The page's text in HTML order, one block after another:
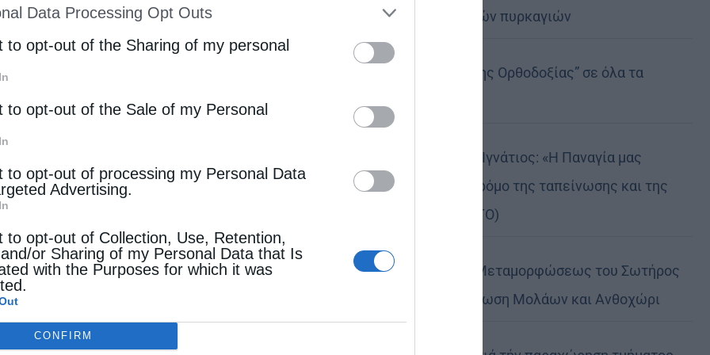
of Downstream Participantsthat may further disclose it to
parties.
Data Processing Opt Outs
to opt-out of the Sharing of my personal
to opt-out of the Sale of my Personal
to opt-out of processing my Personal Data
Advertising.
to opt-out of Collection, Use, Retention,
or Sharing of my Personal Data that Is
with the Purposes for which it was
CONFIRM
Πειραιώς κ.κ. Σεραφείμ. Ο
μεταξύ άλλων τόνισε ότι σκοπός του
…
Νοεμβρίου τα εγκαίνια της χριστουγεννιάτικης
της Μητρόπολης Πειραιώς
της Χριστουγεννιάτικης Δωροέκθεσης
Μητροπόλεως Πειραιώς, θα τελέσει αύριο
25 Νοεμβρίου 2016, στις 11:30 το πρωί ο
Μητροπολίτης Πειραιώς κ. Σεραφείμ.
καταστροφικών πυρκαγιών
Η “Κιβωτός της Ορθοδοξίας” σε όλα τα
Δημητριάδος Ιγνάτιος: «Η Παναγία μας
δείχνει τον δρόμο της ταπείνωσης και της
σιωπής» (ΦΩΤΟ)
Η εορτή της Μεταμορφώσεως του Σωτήρος
σε Μεταμόρφωση Μολάων και Ανθοχώρι